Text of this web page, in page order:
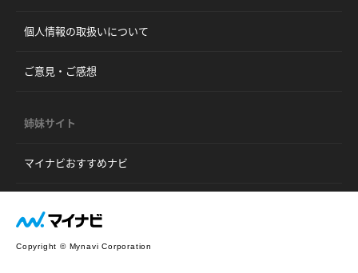
個人情報の取扱いについて
ご意見・ご感想
姉妹サイト
マイナビおすすめナビ
Copyright © Mynavi Corporation